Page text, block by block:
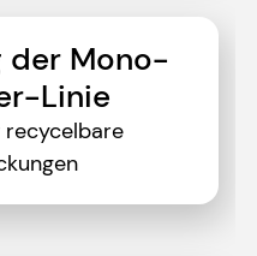
der Mono-
Linie